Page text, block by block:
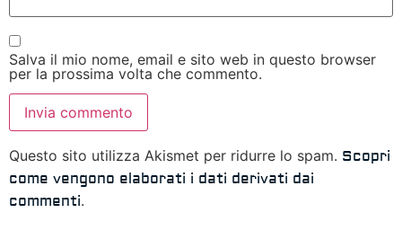
Salva il mio nome, email e sito web in questo browser
per la prossima volta che commento.
Questo sito utilizza Akismet per ridurre lo spam. Scopri
come vengono elaborati i dati derivati dai
commenti.